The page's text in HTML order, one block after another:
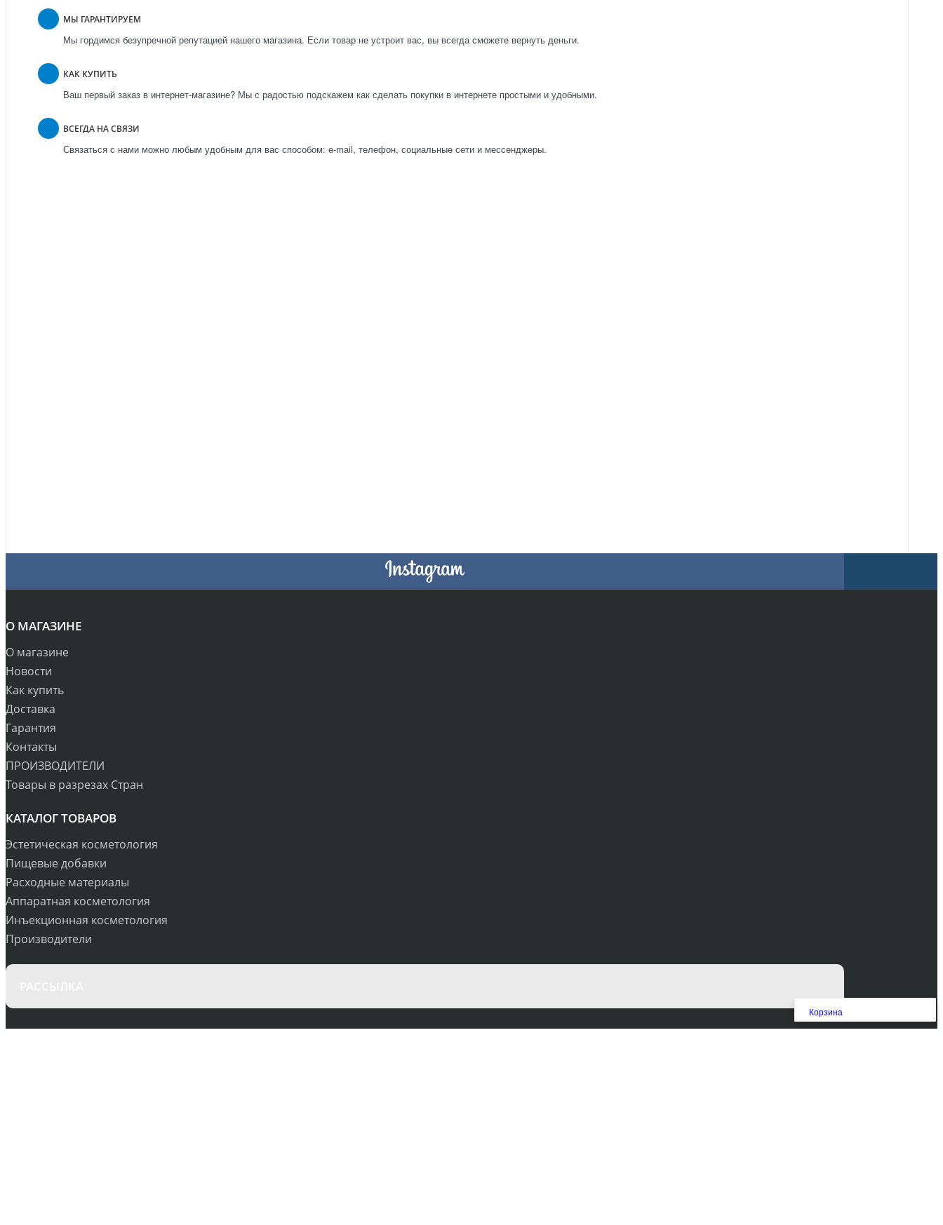
МЫ ГАРАНТИРУЕМ
Мы гордимся безупречной репутацией нашего магазина. Если товар не устроит вас, вы всегда сможете вернуть деньги.
КАК КУПИТЬ
Ваш первый заказ в интернет-магазине? Мы с радостью подскажем как сделать покупки в интернете простыми и удобными.
ВСЕГДА НА СВЯЗИ
Связаться с нами можно любым удобным для вас способом: e-mail, телефон, социальные сети и мессенджеры.
О МАГАЗИНЕ
О магазине
Новости
Как купить
Доставка
Гарантия
Контакты
ПРОИЗВОДИТЕЛИ
Товары в разрезах Стран
КАТАЛОГ ТОВАРОВ
Эстетическая косметология
Пищевые добавки
Расходные материалы
Аппаратная косметология
Инъекционная косметология
Производители
Корзина